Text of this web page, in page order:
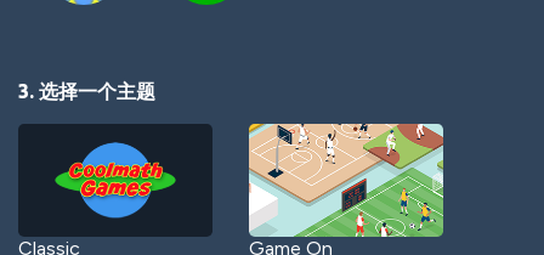
3. 选择一个主题
Classic Game On